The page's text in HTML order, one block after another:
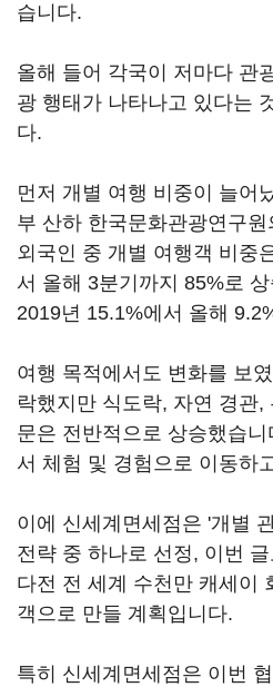
습니다.
올해 들어 각국이 저마다 관
광 행태가 나타나고 있다는
다.
먼저 개별 여행 비중이 늘어
부 산하 한국문화관광연구
외국인 중 개별 여행객 비중
서 올해 3분기까지 85%로
2019년 15.1%에서 올해
여행 목적에서도 변화를 보
락했지만 식도락, 자연 경관
문은 전반적으로 상승했습니
서 체험 및 경험으로 이동하
이에 신세계면세점은 '개별
전략 중 하나로 선정, 이번
다전 전 세계 수천만 캐세이
객으로 만들 계획입니다.
특히 신세계면세점은 이번